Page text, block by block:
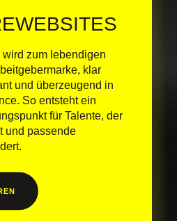
wird zum lebendigen
klar
und überzeugend in
So entsteht ein
für Talente, der
und passende